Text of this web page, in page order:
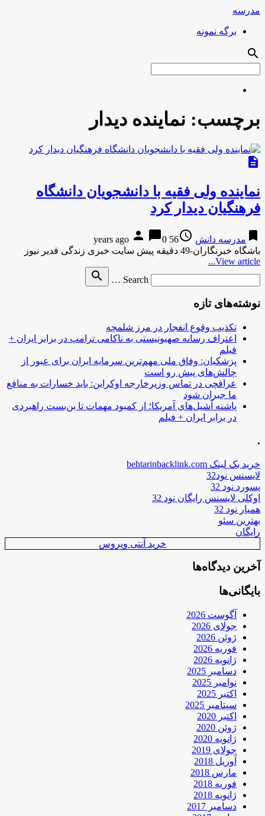
مدرسه
برگه نمونه
search
برچسب: نماینده دیدار
description
نماینده ولی فقیه با دانشجویان دانشگاه
فرهنگیان دیدار کرد
bookmark مدرسه دانش access_time
56 years ago
person chat_bubble0
باشگاه خبرنگاران-49 دقیقه پیش سایت خبری زندگی قدیر نیوز
View article...
Search …
search
نوشته‌های تازه
تکذیب وقوع انفجار در مرز شلمچه
اعتراف رسانه صهیونیستی به ناکامی ترامپ در برابر ایران +
فیلم
پزشکیان: وفاق ملی مهم‌ترین سرمایه ایران برای عبور از
چالش‌های پیش رو است
عراقچی در تماس وزیرخارجه اوکراین: باید خسارات به منافع
ما جبران شود
پاشنه آشیل‌های آمریکا؛ از کمبود مهمات تا بن‌بست راهبردی
در برابر ایران + فیلم
.
خرید بک لینک behtarinbacklink.com
لایسنس نود32
پسورد نود 32
اوکلی لایسنس رایگان نود 32
همیار نود 32
بهترین سئو
رایگان
خرید آنتی ویروس
آخرین دیدگاه‌ها
بایگانی‌ها
آگوست 2026
جولای 2026
ژوئن 2026
فوریه 2026
ژانویه 2026
دسامبر 2025
نوامبر 2025
اکتبر 2025
سپتامبر 2025
اکتبر 2020
ژوئن 2020
ژانویه 2020
جولای 2019
آوریل 2018
مارس 2018
فوریه 2018
ژانویه 2018
دسامبر 2017